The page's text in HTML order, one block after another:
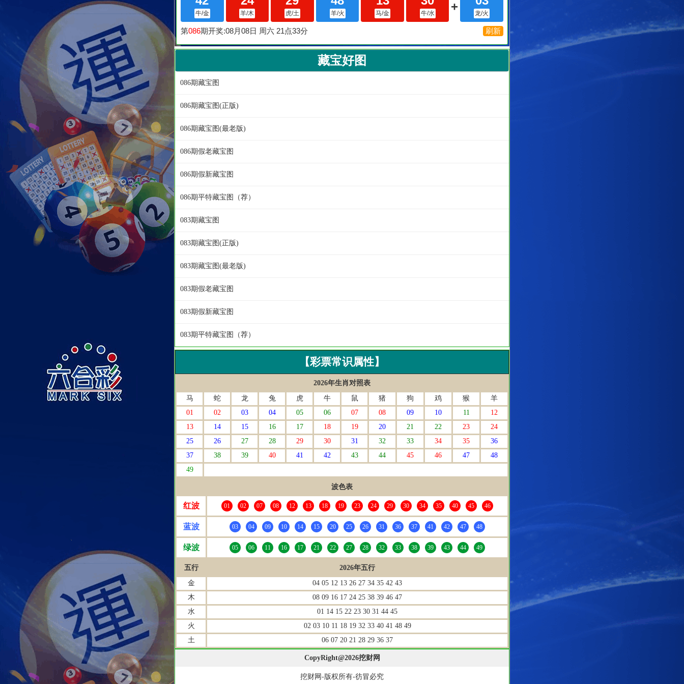
藏宝好图
086期藏宝图
086期藏宝图(正版)
086期藏宝图(最老版)
086期假老藏宝图
086期假新藏宝图
086期平特藏宝图（荐）
083期藏宝图
083期藏宝图(正版)
083期藏宝图(最老版)
083期假老藏宝图
083期假新藏宝图
083期平特藏宝图（荐）
【彩票常识属性】
2026年生肖对照表
马
蛇 龙 兔 虎 牛 鼠 猪 狗 鸡 猴
羊
01
02 03 04 05 06 07 08 09 10 11
12
13
14 15 16 17 18 19 20 21 22 23
24
25
26 27 28 29 30 31 32 33 34 35
36
37
38 39 40 41 42 43 44 45 46 47
48
49
波色表
红波 01 02 07 08 12 13 18 19 23 24 29 30 34 35 40 45 46
蓝波 03 04 09 10 14 15 20 25 26 31 36 37 41 42 47 48
绿波 05 06 11 16 17 21 22 27 28 32 33 38 39 43 44 49
五行
2026年五行
金
04 05 12 13 26 27 34 35 42 43
木
08 09 16 17 24 25 38 39 46 47
水
01 14 15 22 23 30 31 44 45
火
02 03 10 11 18 19 32 33 40 41 48 49
土
06 07 20 21 28 29 36 37
CopyRight@2026挖财网
挖财网-版权所有-彷冒必究